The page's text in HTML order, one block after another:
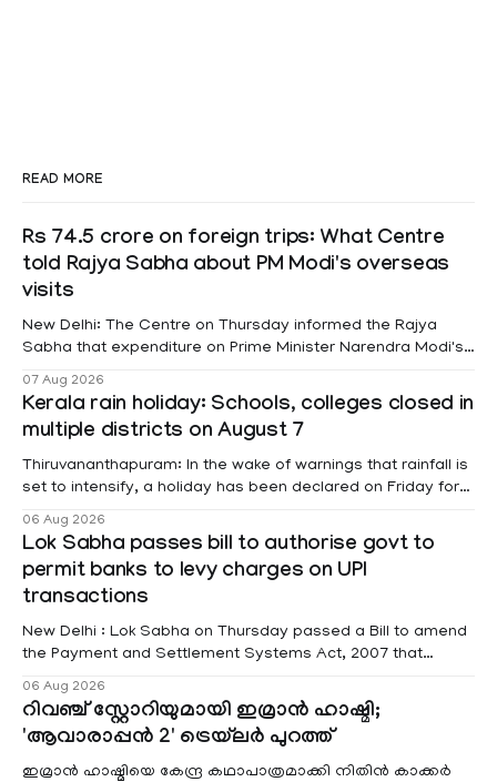
READ MORE
Rs 74.5 crore on foreign trips: What Centre
told Rajya Sabha about PM Modi's overseas
visits
New Delhi: The Centre on Thursday informed the Rajya
Sabha that expenditure on Prime Minister Narendra Modi's
information was provided by Minister of State for External
Affairs Pabitra Margherita in a written reply to questions
raised
07 Aug 2026
Kerala rain holiday: Schools, colleges closed in
multiple districts on August 7
Thiruvananthapuram: In the wake of warnings that rainfall is
set to intensify, a holiday has been declared on Friday for
Kottayam, Wayanad and Kasaragod districts. Meanwhile, a
red alert remains in place on Thursday for Kottayam,
Pathanamtitta and Idukki districts. Following a red alert on
06 Aug 2026
Lok Sabha passes bill to authorise govt to
permit banks to levy charges on UPI
transactions
New Delhi : Lok Sabha on Thursday passed a Bill to amend
the Payment and Settlement Systems Act, 2007 that
service providers to levy charges on payments through
unified payments interface (UPI) and other notified
electronic payment modes. The amendment passed by the
06 Aug 2026
റിവഞ്ച് സ്റ്റോറിയുമായി ഇമ്രാൻ ഹാഷ്മി;
'ആവാരാപ്പൻ 2' ട്രെയ്‌ലർ പുറത്ത്
ഇമ്രാൻ ഹാഷ്മിയെ കേന്ദ്ര കഥാപാത്രമാക്കി നിതിൻ കാക്കർ